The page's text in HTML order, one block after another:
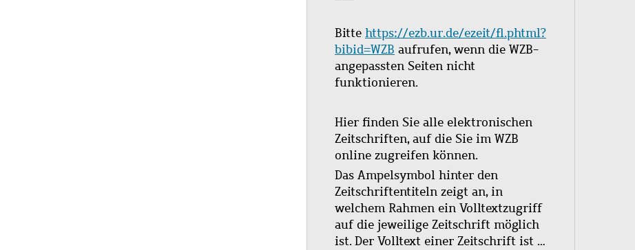
Bitte https://ezb.ur.de/ezeit/fl.phtml?
bibid=WZB aufrufen, wenn die WZB-
angepassten Seiten nicht
funktionieren.
Hier finden Sie alle elektronischen
Zeitschriften, auf die Sie im WZB
online zugreifen können.
Das Ampelsymbol hinter den
Zeitschriftentiteln zeigt an, in
welchem Rahmen ein Volltextzugriff
auf die jeweilige Zeitschrift möglich
ist. Der Volltext einer Zeitschrift ist …